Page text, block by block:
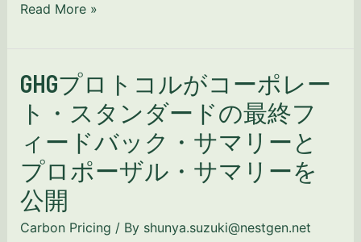
−
イ
ン
タ
ナ
ル
カ
ー
ボ
Read More »
GHGプロトコルがコーポレー
ト・スタンダードの最終フ
ィードバック・サマリーと
プロポーザル・サマリーを
公開
Carbon Pricing / By shunya.suzuki@nestgen.net
GHG
プ
ロ
ル
が
コ
ー